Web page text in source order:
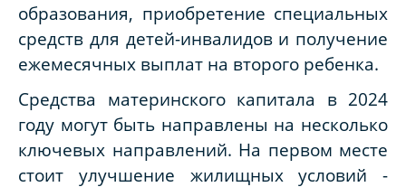
образования, приобретение специальных
средств для детей-инвалидов и получение
ежемесячных выплат на второго ребенка.
Средства материнского капитала в 2024
году могут быть направлены на несколько
ключевых направлений. На первом месте
стоит улучшение жилищных условий -